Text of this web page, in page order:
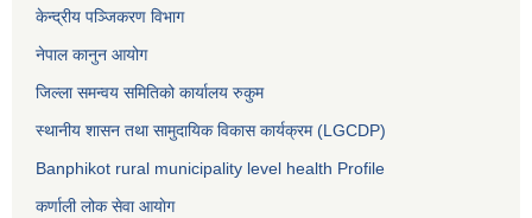
केन्द्रीय पञ्जिकरण विभाग
नेपाल कानुन आयोग
जिल्ला समन्वय समितिको कार्यालय रुकुम
स्थानीय शासन तथा सामुदायिक विकास कार्यक्रम (LGCDP)
Banphikot rural municipality level health Profile
कर्णाली लोक सेवा आयाेग